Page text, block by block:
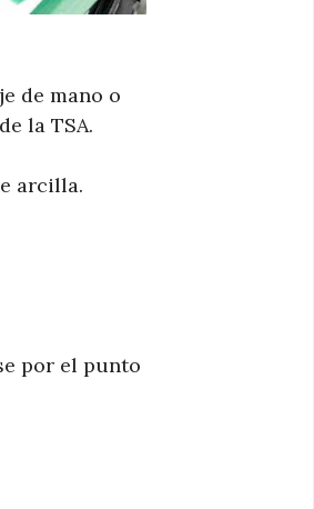
de mano o
la TSA.
arcilla.
por el punto